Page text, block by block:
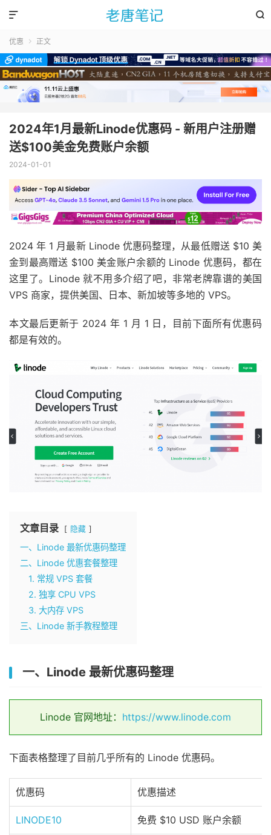


优惠  正文
2024年1月最新Linode优惠码 - 新用户注册赠
送$100美金免费账户余额
2024-01-01
2024 年 1 月最新 Linode 优惠码整理，从最低赠送 $10 美
金到最高赠送 $100 美金账户余额的 Linode 优惠码，都在
这里了。Linode 就不用多介绍了吧，非常老牌靠谱的美国
VPS 商家，提供美国、日本、新加坡等多地的 VPS。
本文最后更新于 2024 年 1 月 1 日，目前下面所有优惠码
都是有效的。
文章目录 隐藏
一、Linode 最新优惠码整理
二、Linode 优惠套餐整理
1. 常规 VPS 套餐
2. 独享 CPU VPS
3. 大内存 VPS
三、Linode 新手教程整理
一、Linode 最新优惠码整理
Linode 官网地址： https://www.linode.com
下面表格整理了目前几乎所有的 Linode 优惠码。
优惠码 优惠描述
LINODE10 免费 $10 USD 账户余额